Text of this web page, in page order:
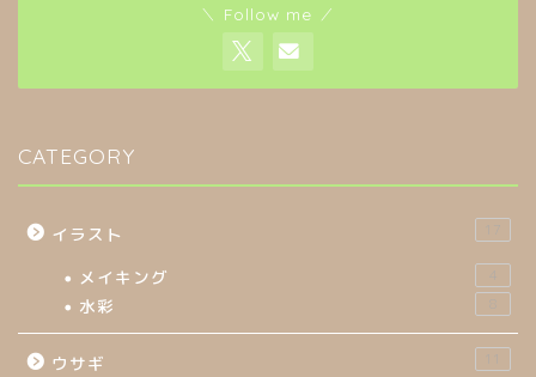
＼ Follow me ／
CATEGORY
イラスト 17
メイキング 4
水彩
ウサギ